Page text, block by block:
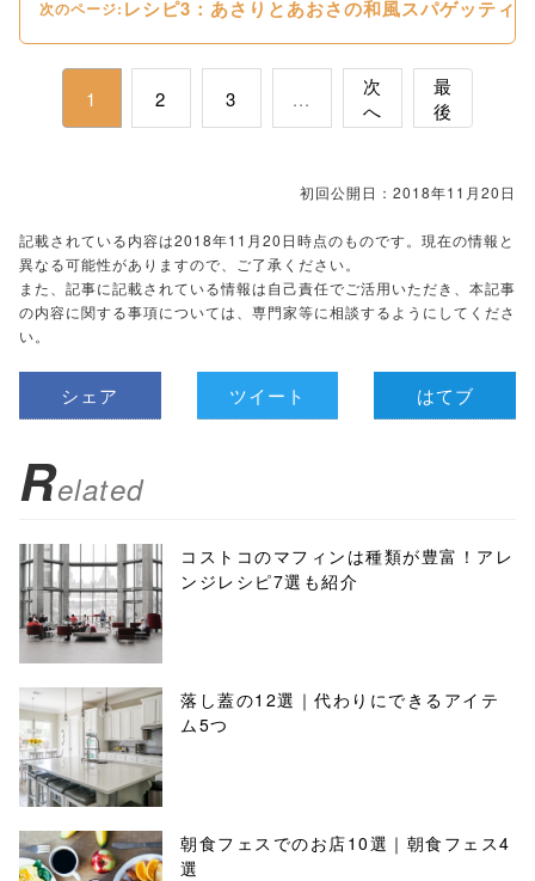
次のページ: レシピ3：あさりとあおさの和風スパゲッティ
1 2 3 ...
次
へ
最
後
初回公開日：2018年11月20日
記載されている内容は2018年11月20日時点のものです。現在の情報と
異なる可能性がありますので、ご了承ください。
また、記事に記載されている情報は自己責任でご活用いただき、本記事
の内容に関する事項については、専門家等に相談するようにしてくださ
い。
シェア ツイート はてブ
Related
コストコのマフィンは種類が豊富！アレ
ンジレシピ7選も紹介
落し蓋の12選｜代わりにできるアイテ
ム5つ
朝食フェスでのお店10選｜朝食フェス4
選